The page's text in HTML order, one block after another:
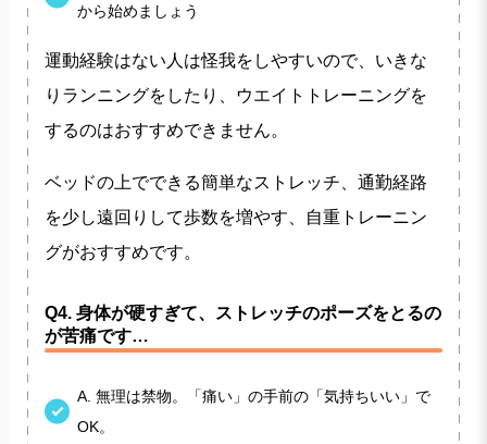
から始めましょう
運動経験はない人は怪我をしやすいので、いきな
りランニングをしたり、ウエイトトレーニングを
するのはおすすめできません。
ベッドの上でできる簡単なストレッチ、通勤経路
を少し遠回りして歩数を増やす、自重トレーニン
グがおすすめです。
Q4. 身体が硬すぎて、ストレッチのポーズをとるの
が苦痛です…
A. 無理は禁物。「痛い」の手前の「気持ちいい」で
OK。